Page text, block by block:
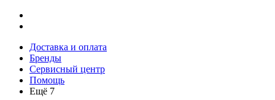
Доставка и оплата
Бренды
Сервисный центр
Помощь
Ещё 7